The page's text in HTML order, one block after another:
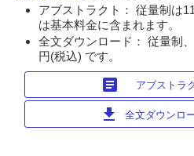
アブストラクト： 従量制は
は基本料金に含まれます。
全文ダウンロード： 従量制
円(税込) です。
article アブストラ
download 全文ダウンロ